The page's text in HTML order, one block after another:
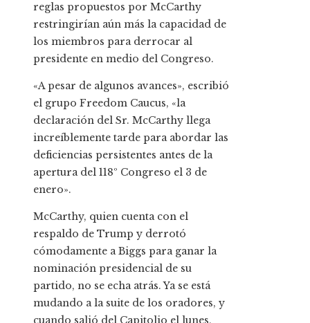
reglas propuestos por McCarthy
restringirían aún más la capacidad de
los miembros para derrocar al
presidente en medio del Congreso.
«A pesar de algunos avances», escribió
el grupo Freedom Caucus, «la
declaración del Sr. McCarthy llega
increíblemente tarde para abordar las
deficiencias persistentes antes de la
apertura del 118º Congreso el 3 de
enero».
McCarthy, quien cuenta con el
respaldo de Trump y derrotó
cómodamente a Biggs para ganar la
nominación presidencial de su
partido, no se echa atrás. Ya se está
mudando a la suite de los oradores, y
cuando salió del Capitolio el lunes,